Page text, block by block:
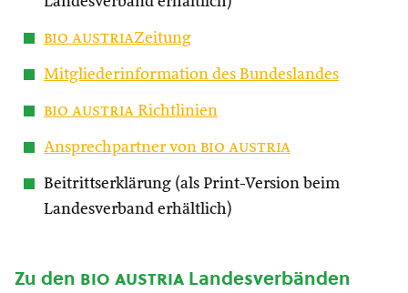
bio austriaZeitung
Mitgliederinformation des Bundeslandes
bio austria Richtlinien
Ansprechpartner von bio austria
Beitrittserklärung (als Print-Version beim
Landesverband erhältlich)
Zu den bio austria Landesverbänden